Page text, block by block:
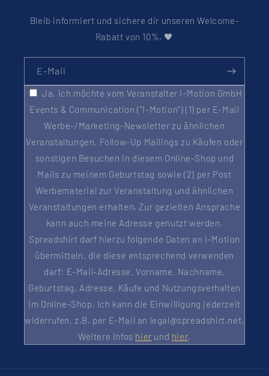
Bleib informiert und sichere dir unseren Welcome-
Rabatt von 10%. 🖤
E-Mail
Ja, ich möchte vom Veranstalter I-Motion GmbH
Events & Communication ("I-Motion") (1) per E-Mail
Werbe-/Marketing-Newsletter zu ähnlichen
Veranstaltungen, Follow-Up Mailings zu Käufen oder
sonstigen Besuchen in diesem Online-Shop und
Mails zu meinem Geburtstag sowie (2) per Post
Werbematerial zur Veranstaltung und ähnlichen
Veranstaltungen erhalten. Zur gezielten Ansprache
kann auch meine Adresse genutzt werden.
Spreadshirt darf hierzu folgende Daten an I-Motion
übermitteln, die diese entsprechend verwenden
darf: E-Mail-Adresse, Vorname, Nachname,
Geburtstag, Adresse, Käufe und Nutzungsverhalten
im Online-Shop. Ich kann die Einwilligung jederzeit
widerrufen, z.B. per E-Mail an legal@spreadshirt.net.
Weitere Infos hier und hier.